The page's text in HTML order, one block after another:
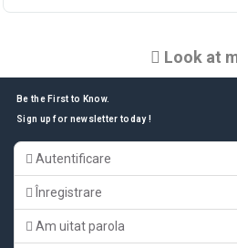
Look at
Be the First to Know.
Sign up for newsletter today !
Autentificare
Înregistrare
Am uitat parola